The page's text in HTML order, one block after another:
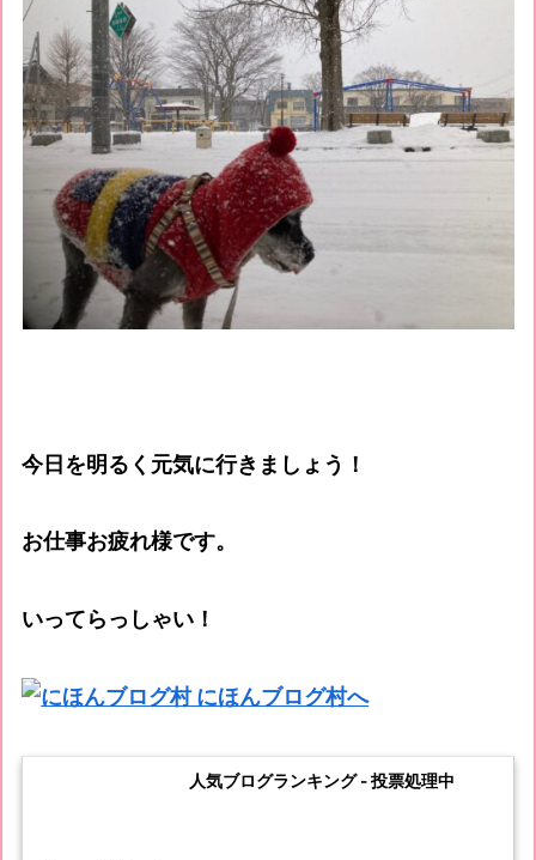
今日を明るく元気に行きましょう！
お仕事お疲れ様です。
いってらっしゃい！
人気ブログランキング - 投票処理中